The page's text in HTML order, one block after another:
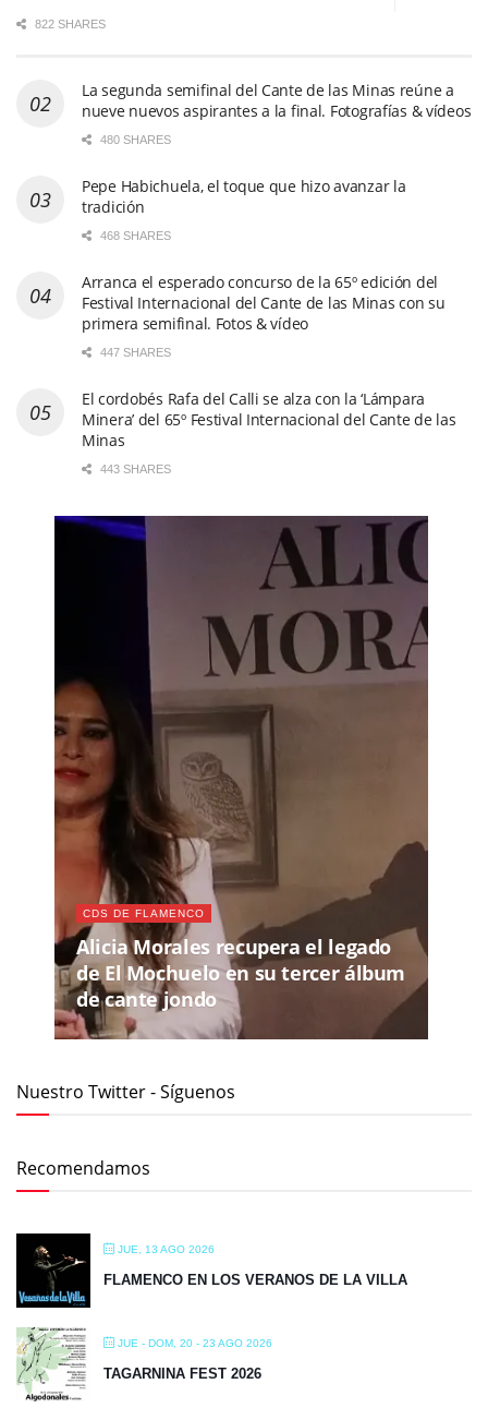
822 SHARES
La segunda semifinal del Cante de las Minas reúne a
nueve nuevos aspirantes a la final. Fotografías & vídeos
480 SHARES
Pepe Habichuela, el toque que hizo avanzar la
tradición
468 SHARES
Arranca el esperado concurso de la 65º edición del
Festival Internacional del Cante de las Minas con su
primera semifinal. Fotos & vídeo
447 SHARES
El cordobés Rafa del Calli se alza con la ‘Lámpara
Minera’ del 65º Festival Internacional del Cante de las
Minas
443 SHARES
CDS DE FLAMENCO
Alicia Morales recupera el legado
de El Mochuelo en su tercer álbum
de cante jondo
Nuestro Twitter - Síguenos
Recomendamos
JUE, 13 AGO 2026
FLAMENCO EN LOS VERANOS DE LA VILLA
JUE - DOM, 20 - 23 AGO 2026
TAGARNINA FEST 2026